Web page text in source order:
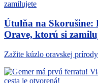
Útulňa na
Orave, ktorú si
Zažite kúzlo oravskej prírody